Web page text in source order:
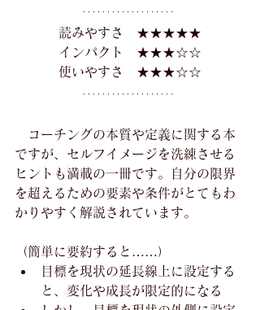
読みやすさ　★★★★★
インパクト　★★★☆☆
使いやすさ　★★★☆☆
コーチングの本質や定義に関する本
ですが、セルフイメージを洗練させる
ヒントも満載の一冊です。自分の限界
を超えるための要素や条件がとてもわ
かりやすく解説されています。
（簡単に要約すると……）
目標を現状の延長線上に設定する
と、変化や成長が限定的になる